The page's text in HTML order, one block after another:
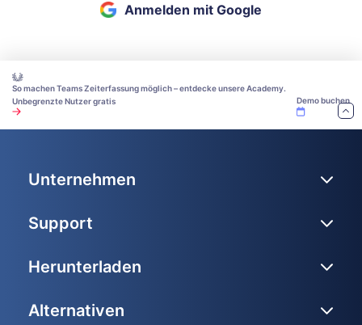
Anmelden mit Google
So machen Teams Zeiterfassung möglich – entdecke unsere Academy.
Unbegrenzte Nutzer gratis
Demo buchen
Unternehmen
Support
Herunterladen
Alternativen